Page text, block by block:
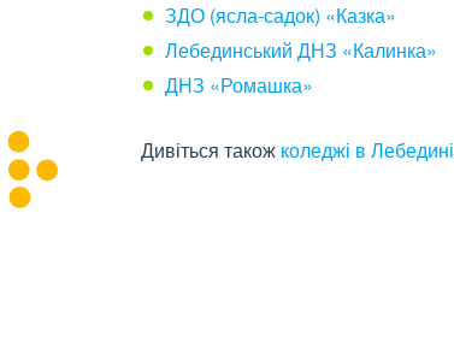
ЗДО (ясла-садок) «Казка»
Лебединський ДНЗ «Калинка»
ДНЗ «Ромашка»
Дивіться також коледжі в Лебедині